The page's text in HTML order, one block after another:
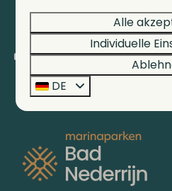
Bezahlen Sie sicher
Alle
Individuelle
DE